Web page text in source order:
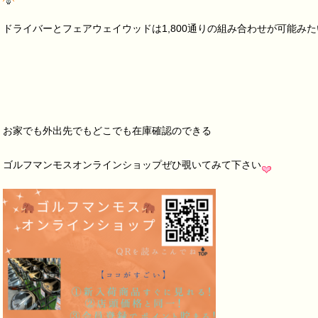
ドライバーとフェアウェイウッドは1,800通りの組み合わせが可能み
お家でも外出先でもどこでも在庫確認のできる
ゴルフマンモスオンラインショップぜひ覗いてみて下さい